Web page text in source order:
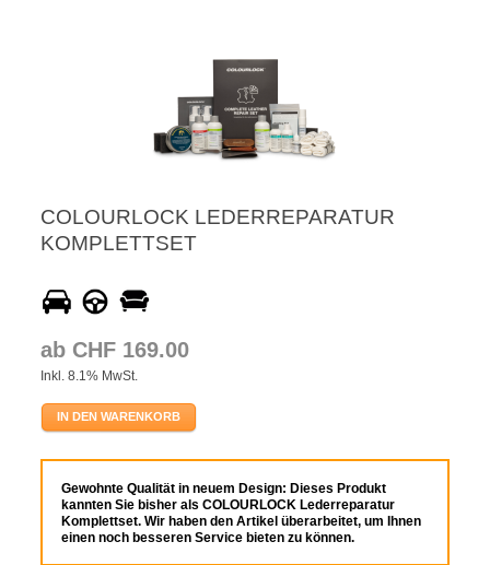
COLOURLOCK LEDERREPARATUR
KOMPLETTSET
ab CHF 169.00
Inkl. 8.1% MwSt.
IN DEN WARENKORB
Gewohnte Qualität in neuem Design: Dieses Produkt
kannten Sie bisher als COLOURLOCK Lederreparatur
Komplettset. Wir haben den Artikel überarbeitet, um Ihnen
einen noch besseren Service bieten zu können.